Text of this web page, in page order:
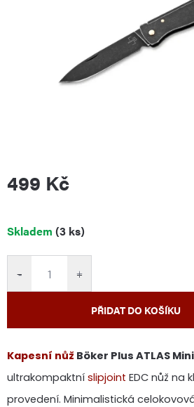
499 Kč
Měrná
Skladem (3 ks)
+
−
PŘIDAT DO KOŠÍKU
Kapesní nůž Böker Plus ATLAS
ultrakompaktní slipjoint EDC nůž na
provedení. Minimalistická